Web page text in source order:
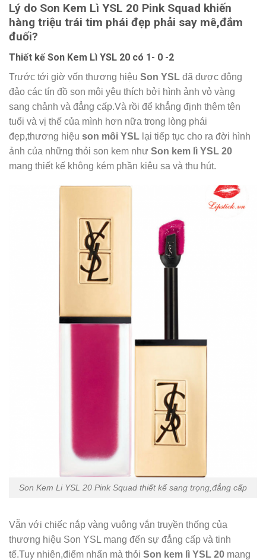
Lý do Son Kem Lì YSL 20 Pink Squad khiến
hàng triệu trái tim phái đẹp phải say mê,đắm
đuối?
Thiết kế Son Kem Lì YSL 20 có 1- 0 -2
Trước tới giờ vốn thương hiệu Son YSL đã được đông
đảo các tín đồ son môi yêu thích bởi hình ảnh vỏ vàng
sang chảnh và đẳng cấp.Và rồi để khẳng định thêm tên
tuổi và vị thế của mình hơn nữa trong lòng phái
đẹp,thương hiệu son môi YSL lại tiếp tục cho ra đời hình
ảnh của những thỏi son kem như Son kem lì YSL 20
mang thiết kế không kém phần kiêu sa và thu hút.
Son Kem Li YSL 20 Pink Squad thiết kế sang trọng,đẳng cấp
Vẫn với chiếc nắp vàng vuông vắn truyền thống của
thương hiệu Son YSL mang đến sự đẳng cấp và tinh
tế.Tuy nhiên,điểm nhấn mà thỏi Son kem lì YSL 20 mang